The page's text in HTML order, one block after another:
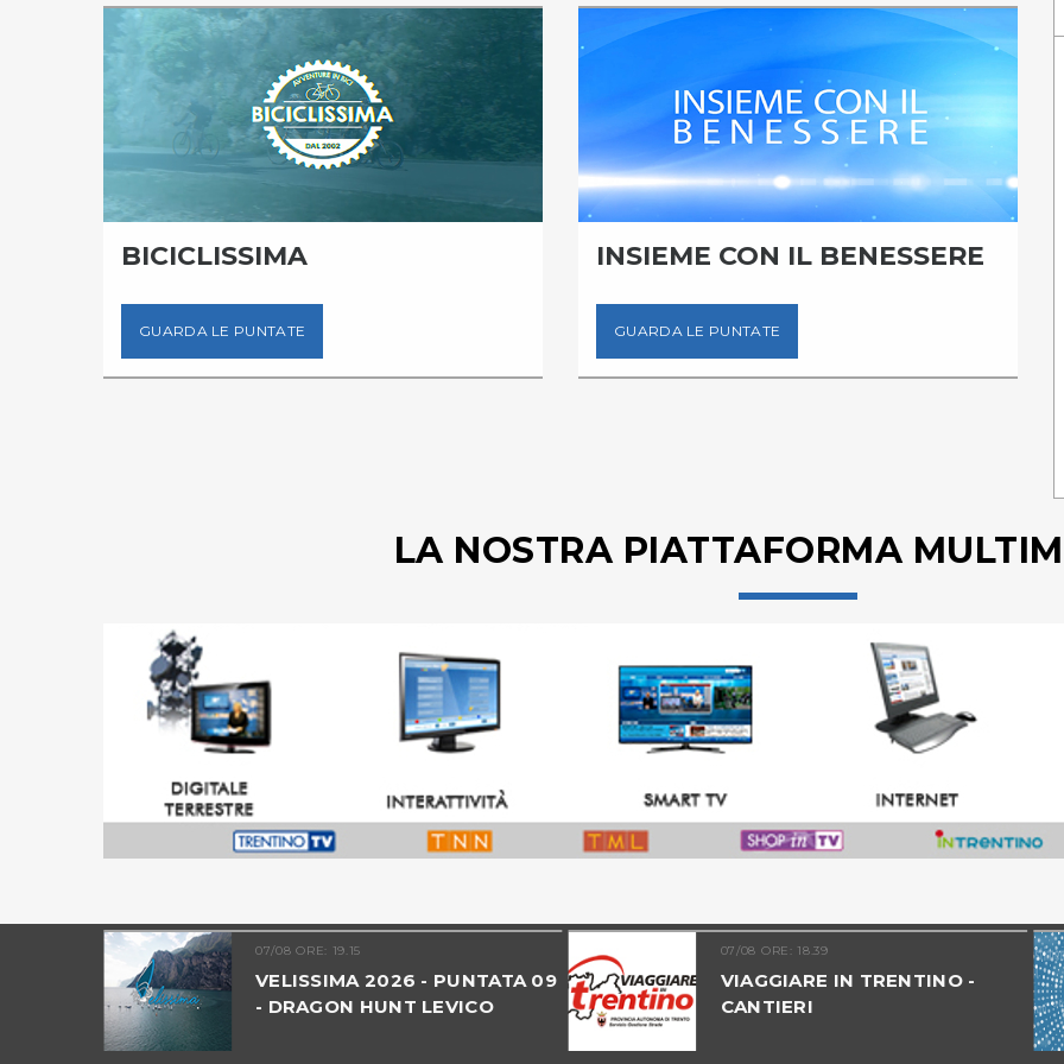
BICICLISSIMA
GUARDA LE PUNTATE
INSIEME CON IL BENESSERE
GUARDA LE PUNTATE
LA NOSTRA PIATTAFORMA
07/08 ORE: 19.15
VELISSIMA 2026 - PUNTATA 09
- DRAGON HUNT LEVICO
07/08 ORE: 18.39
VIAGGIARE IN TRENTINO -
CANTIERI